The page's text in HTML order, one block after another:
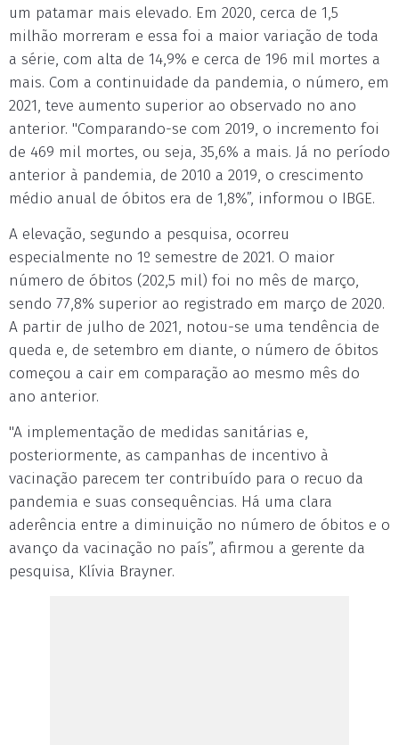
um patamar mais elevado. Em 2020, cerca de 1,5
milhão morreram e essa foi a maior variação de toda
a série, com alta de 14,9% e cerca de 196 mil mortes a
mais. Com a continuidade da pandemia, o número, em
2021, teve aumento superior ao observado no ano
anterior. "Comparando-se com 2019, o incremento foi
de 469 mil mortes, ou seja, 35,6% a mais. Já no período
anterior à pandemia, de 2010 a 2019, o crescimento
médio anual de óbitos era de 1,8%”, informou o IBGE.
A elevação, segundo a pesquisa, ocorreu
especialmente no 1º semestre de 2021. O maior
número de óbitos (202,5 mil) foi no mês de março,
sendo 77,8% superior ao registrado em março de 2020.
A partir de julho de 2021, notou-se uma tendência de
queda e, de setembro em diante, o número de óbitos
começou a cair em comparação ao mesmo mês do
ano anterior.
"A implementação de medidas sanitárias e,
posteriormente, as campanhas de incentivo à
vacinação parecem ter contribuído para o recuo da
pandemia e suas consequências. Há uma clara
aderência entre a diminuição no número de óbitos e o
avanço da vacinação no país”, afirmou a gerente da
pesquisa, Klívia Brayner.